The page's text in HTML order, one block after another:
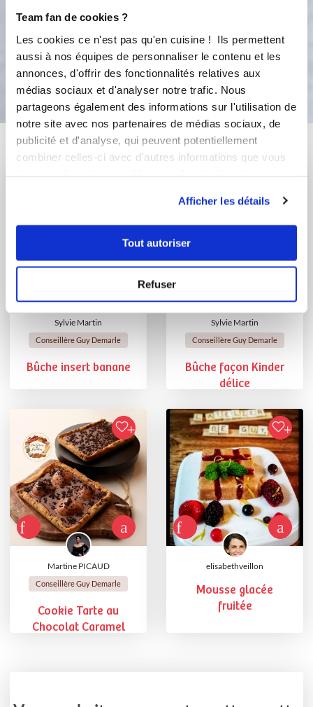
Team fan de cookies ?
Les cookies ce n'est pas qu'en cuisine ! Ils permettent
aussi à nos équipes de personnaliser le contenu et les
annonces, d'offrir des fonctionnalités relatives aux
médias sociaux et d'analyser notre trafic. Nous
partageons également des informations sur l'utilisation de
notre site avec nos partenaires de médias sociaux, de
publicité et d'analyse, qui peuvent potentiellement
combiner celles-ci avec d'autres informations que vous
Afficher les détails
Tout autoriser
Refuser
aussitôt.
Bon appétit !
Vous aimerez aussi ...
Sylvie Martin
Conseillère Guy Demarle
Bûche insert banane
Sylvie Martin
Conseillère Guy Demarle
Bûche façon Kinder
délice
Martine PICAUD
Conseillère Guy Demarle
Cookie Tarte au
Chocolat Caramel
elisabethveillon
Mousse glacée
fruitée